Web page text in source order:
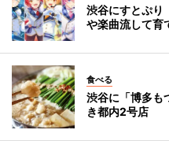
渋谷にすとぷ
や楽曲流して育
食べる
渋谷に「博多
き都内2号店